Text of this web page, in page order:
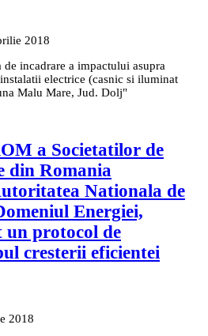
2018
incadrare a impactului asupra
electrice (casnic si iluminat
Malu Mare, Jud. Dolj"
a Societatilor de
din Romania
Nationala de
Energiei,
un protocol de
cresterii eficientei
2018